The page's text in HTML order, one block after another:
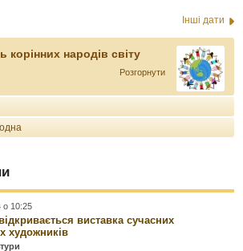
Інші дати
корінних народів світу
Розгорнути
о 10:25
виставка сучасних
художників